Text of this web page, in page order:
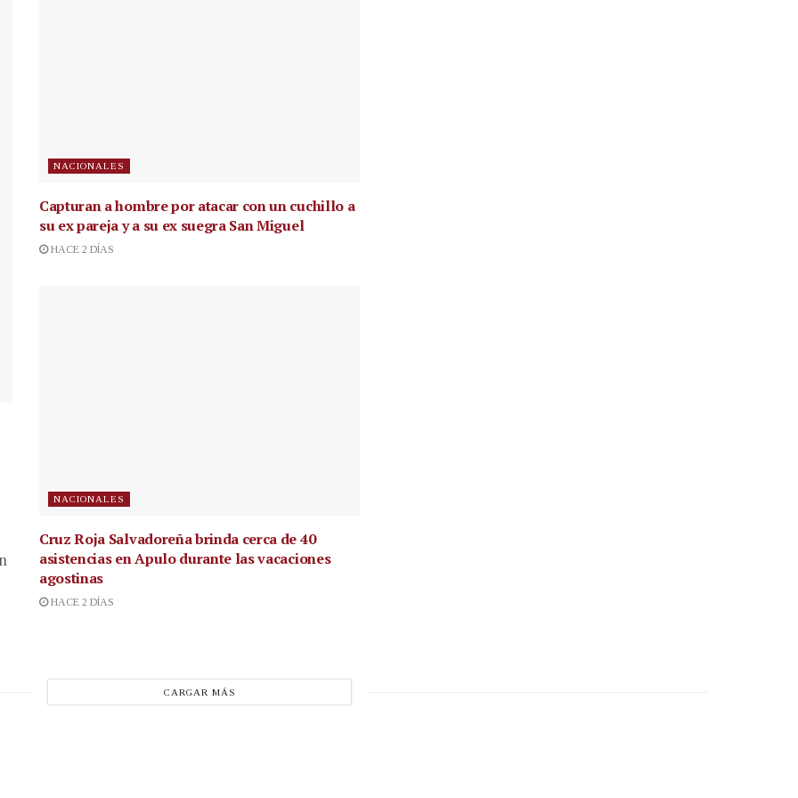
NACIONALES
Capturan a hombre por atacar con un cuchillo a
su ex pareja y a su ex suegra San Miguel
HACE 2 DÍAS
NACIONALES
Cruz Roja Salvadoreña brinda cerca de 40
asistencias en Apulo durante las vacaciones
agostinas
HACE 2 DÍAS
CARGAR MÁS